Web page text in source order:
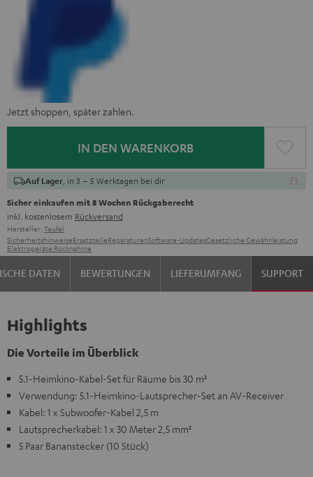
Jetzt shoppen, später zahlen.
IN DEN WARENKORB
Auf Lager , in 3 – 5 Werktagen bei dir
Sicher einkaufen mit 8 Wochen Rückgaberecht
inkl. kostenlosem Rückversand
Hersteller: Teufel
SicherheitshinweiseErsatzteileReparaturenSoftware-UpdatesGesetzliche Gewährleistung
Elektrogeräte Rücknahme
DATEN BEWERTUNGEN LIEFERUMFANG SUPPORT
Highlights
Die Vorteile im Überblick
5.1-Heimkino-Kabel-Set für Räume bis 30 m²
Verwendung: 5.1-Heimkino-Lautsprecher-Set an AV-Receiver
Kabel: 1 x Subwoofer-Kabel 2,5 m
Lautsprecherkabel: 1 x 30 Meter 2,5 mm²
5 Paar Bananstecker (10 Stück)